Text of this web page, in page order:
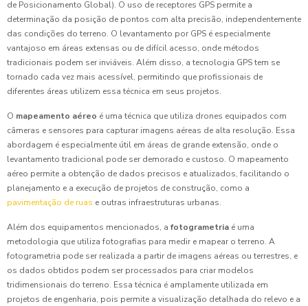
de Posicionamento Global). O uso de receptores GPS permite a
determinação da posição de pontos com alta precisão, independentemente
das condições do terreno. O levantamento por GPS é especialmente
vantajoso em áreas extensas ou de difícil acesso, onde métodos
tradicionais podem ser inviáveis. Além disso, a tecnologia GPS tem se
tornado cada vez mais acessível, permitindo que profissionais de
diferentes áreas utilizem essa técnica em seus projetos.
O mapeamento aéreo é uma técnica que utiliza drones equipados com
câmeras e sensores para capturar imagens aéreas de alta resolução. Essa
abordagem é especialmente útil em áreas de grande extensão, onde o
levantamento tradicional pode ser demorado e custoso. O mapeamento
aéreo permite a obtenção de dados precisos e atualizados, facilitando o
planejamento e a execução de projetos de construção, como a
pavimentação de ruas e outras infraestruturas urbanas.
Além dos equipamentos mencionados, a fotogrametria é uma
metodologia que utiliza fotografias para medir e mapear o terreno. A
fotogrametria pode ser realizada a partir de imagens aéreas ou terrestres, e
os dados obtidos podem ser processados para criar modelos
tridimensionais do terreno. Essa técnica é amplamente utilizada em
projetos de engenharia, pois permite a visualização detalhada do relevo e a